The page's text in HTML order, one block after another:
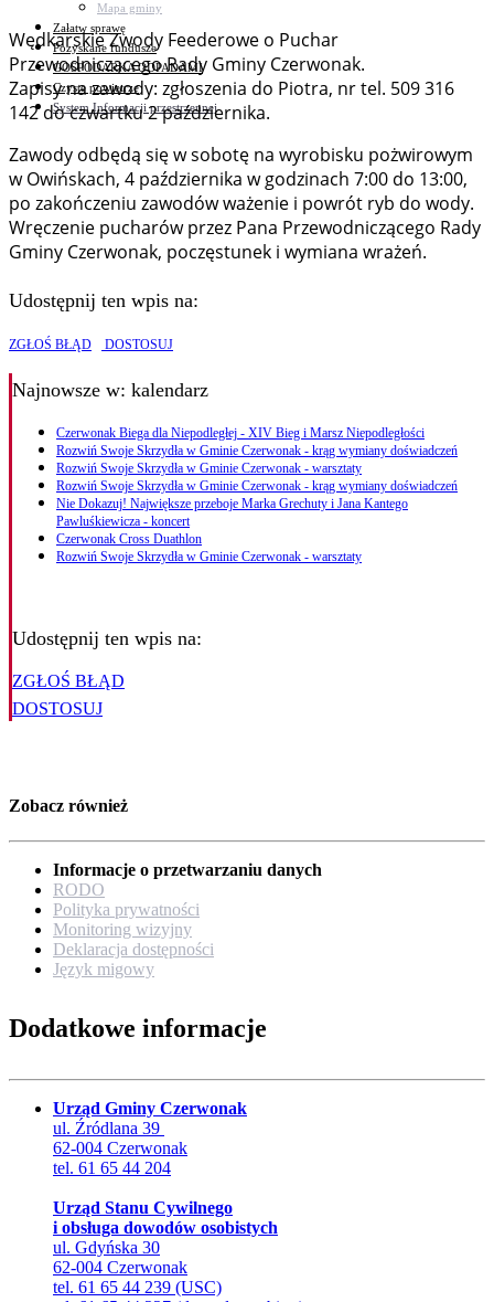
Mapa gminy
Załatw sprawę
Pozyskane fundusze
GOSPODARKA ODPADAMI
Czyste powietrze
System Informacji przestrzennej
Wędkarskie Zwody Feederowe o Puchar
Przewodniczącego Rady Gminy Czerwonak.
Zapisy na zawody: zgłoszenia do Piotra, nr tel. 509 316
142 do czwartku 2 października.
Zawody odbędą się w sobotę na wyrobisku pożwirowym
w Owińskach, 4 października w godzinach 7:00 do 13:00,
po zakończeniu zawodów ważenie i powrót ryb do wody.
Wręczenie pucharów przez Pana Przewodniczącego Rady
Gminy Czerwonak, poczęstunek i wymiana wrażeń.
Udostępnij ten wpis na:
ZGŁOŚ BŁĄD DOSTOSUJ
Najnowsze w: kalendarz
Czerwonak Biega dla Niepodległej - XIV Bieg i Marsz Niepodległości
Rozwiń Swoje Skrzydła w Gminie Czerwonak - krąg wymiany doświadczeń
Rozwiń Swoje Skrzydła w Gminie Czerwonak - warsztaty
Rozwiń Swoje Skrzydła w Gminie Czerwonak - krąg wymiany doświadczeń
Nie Dokazuj! Największe przeboje Marka Grechuty i Jana Kantego
Pawluśkiewicza - koncert
Czerwonak Cross Duathlon
Rozwiń Swoje Skrzydła w Gminie Czerwonak - warsztaty
Udostępnij ten wpis na:
ZGŁOŚ BŁĄD
DOSTOSUJ
Zobacz również
Informacje o przetwarzaniu danych
RODO
Polityka prywatności
Monitoring wizyjny
Deklaracja dostępności
Język migowy
Dodatkowe informacje
Urząd Gminy Czerwonak
ul. Źródlana 39
62-004 Czerwonak
tel. 61 65 44 204
Urząd Stanu Cywilnego
i obsługa dowodów osobistych
ul. Gdyńska 30
62-004 Czerwonak
tel. 61 65 44 239 (USC)